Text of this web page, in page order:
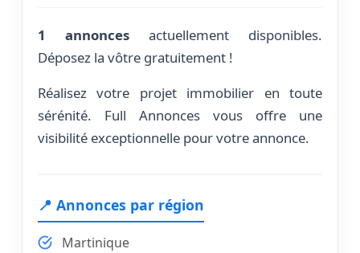
1 annonces actuellement disponibles.
Déposez la vôtre gratuitement !
Réalisez votre projet immobilier en toute
sérénité. Full Annonces vous offre une
visibilité exceptionnelle pour votre annonce.
📍 Annonces par région
Martinique